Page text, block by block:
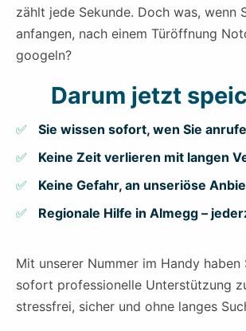
zählt jede Sekunde. Doch was, wenn
anfangen, nach einem Türöffnung
googeln?
Darum jetzt
Sie wissen sofort, wen Sie
Keine Zeit verlieren mit langen
Keine Gefahr, an unseriöse
Regionale Hilfe in Almegg –
Mit unserer Nummer im Handy haben
sofort professionelle Unterstützung
stressfrei, sicher und ohne langes